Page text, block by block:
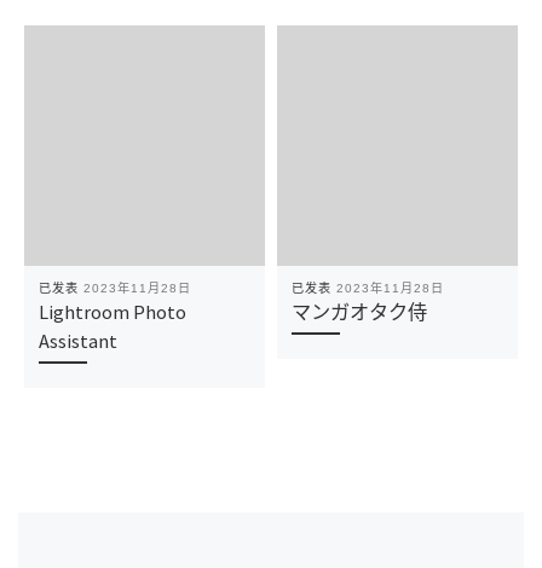
已发表 2023年11月28日
Lightroom Photo
Assistant
已发表 2023年11月28日
マンガオタク侍